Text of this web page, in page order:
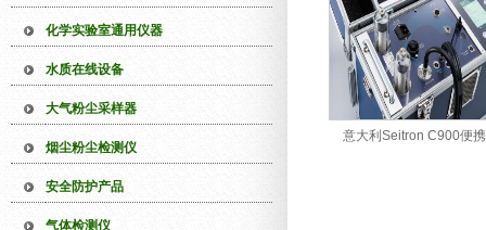
化学实验室通用仪器
水质在线设备
大气粉尘采样器
烟尘粉尘检测仪
安全防护产品
气体检测仪
意大利Seitron C900便